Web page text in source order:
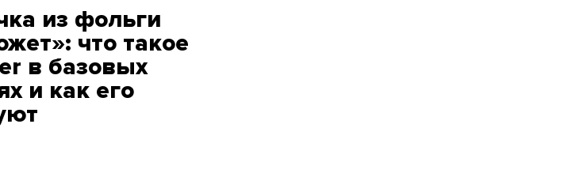
из фольги
что такое
в базовых
и как его